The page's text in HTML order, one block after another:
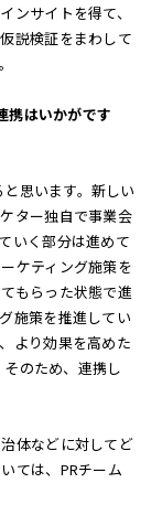
ンサイトを得て、
説検証をまわして
はいかがです
思います。新しい
ター独自で事業会
いく部分は進めて
ケティング施策を
もらった状態で進
施策を推進してい
より効果を高めた
のため、連携し
体などに対してど
ては、PRチーム